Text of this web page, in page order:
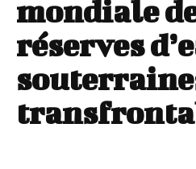
mondiale
réserves